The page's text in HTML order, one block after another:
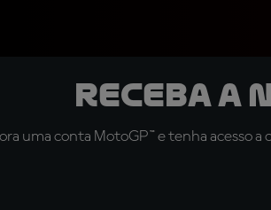
Receba
uma conta MotoGP™ e tenha acesso